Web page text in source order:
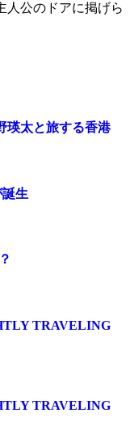
人公のドアに掲げら
瑛太と旅する香港
生
TRAVELING
TRAVELING